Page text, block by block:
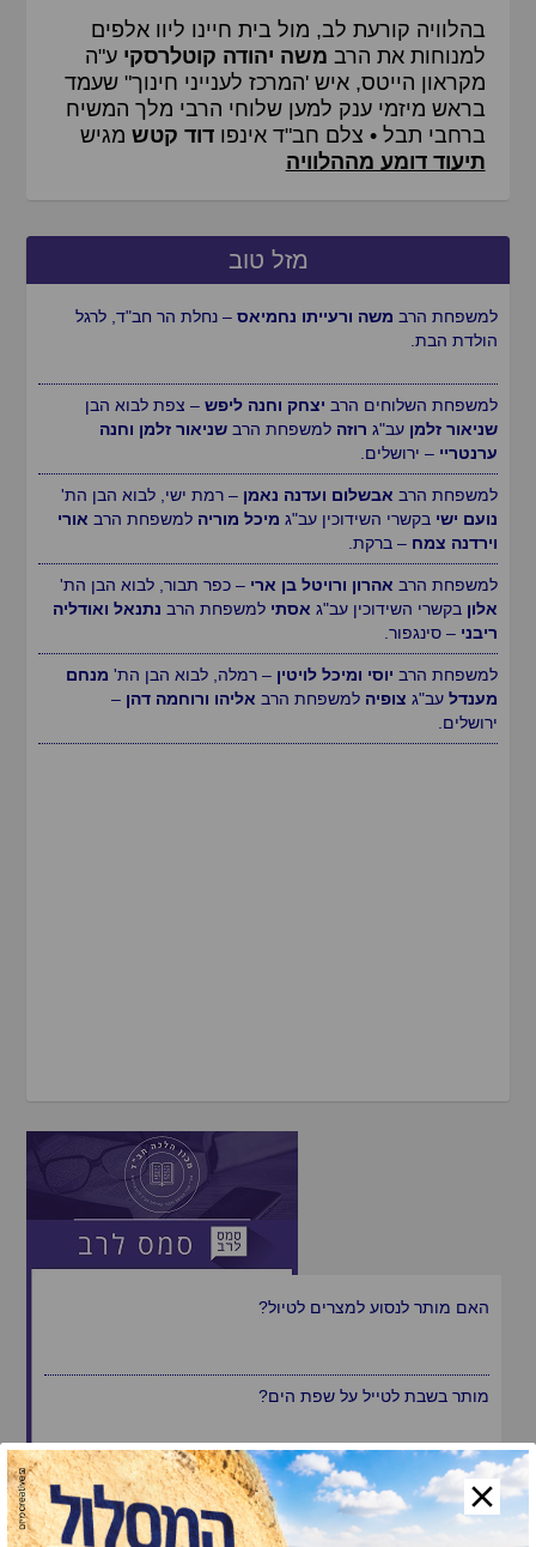
בהלוויה קורעת לב, מול בית חיינו ליוו אלפים
למנוחות את הרב משה יהודה קוטלרסקי ע"ה
מקראון הייטס, איש 'המרכז לענייני חינוך" שעמד
בראש מיזמי ענק למען שלוחי הרבי מלך המשיח
ברחבי תבל • צלם חב"ד אינפודוד קטש מגיש
תיעוד דומע מההלוויה
מזל טוב
למשפחת הרב משה ורעייתו נחמיאס – נחלת הר חב"ד, לרגל
הולדת הבת.
למשפחת השלוחים הרב יצחק וחנה ליפש – צפת לבוא הבן
שניאור זלמן עב"ג רוזה למשפחת הרב שניאור זלמן וחנה
ערנטריי – ירושלים.
למשפחת הרב אבשלום ועדנה נאמן – רמת ישי, לבוא הבן הת'
נועם ישי בקשרי השידוכין עב"ג מיכל מוריה למשפחת הרב אורי
וירדנה צמח – ברקת.
למשפחת הרב אהרון ורויטל בן ארי – כפר תבור, לבוא הבן הת'
אלון בקשרי השידוכין עב"ג אסתי למשפחת הרב נתנאל ואודליה
ריבני – סינגפור.
למשפחת הרב יוסי ומיכל לויטין – רמלה, לבוא הבן הת' מנחם
מענדל עב"ג צופיה למשפחת הרב אליהו ורוחמה דהן –
ירושלים.
האם מותר לנסוע למצרים לטיול?
מותר בשבת לטייל על שפת הים?
האם מותר לערוך טיול רגלי בשבת?